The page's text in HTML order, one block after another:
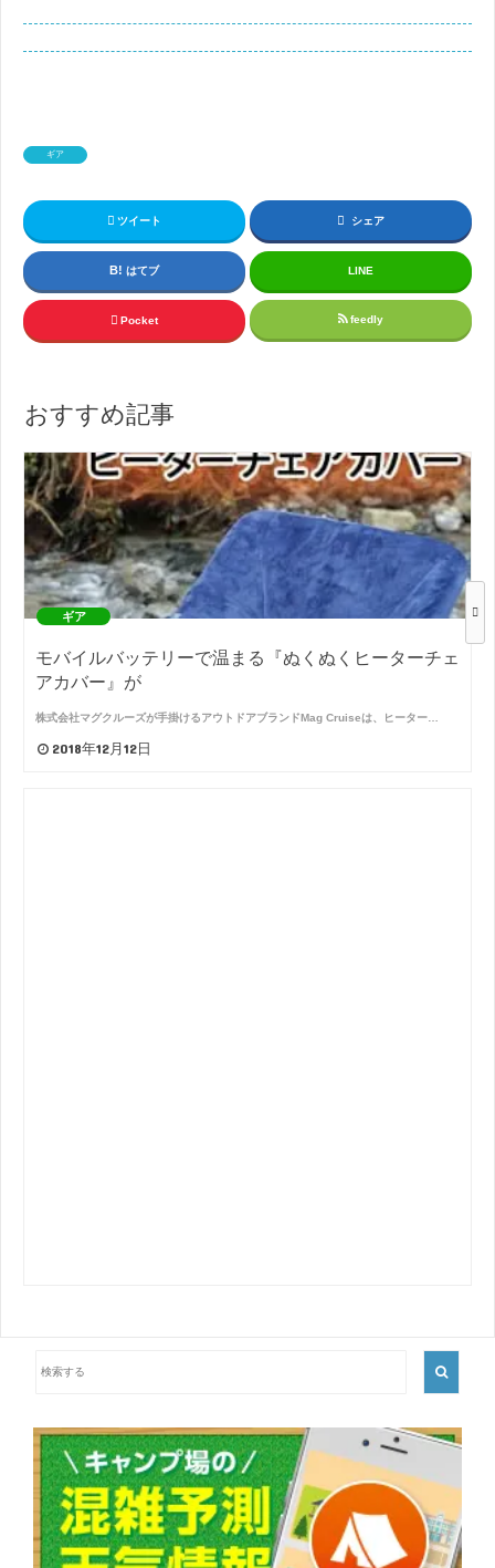
ギア
ツイート シェア
はてブ LINE
Pocket feedly
おすすめ記事
ギア
モバイルバッテリーで温まる『ぬくぬくヒーターチェ
アカバー』が
株式会社マグクルーズが手掛けるアウトドアブランドMag Cruiseは、ヒーター…
2018年12月12日